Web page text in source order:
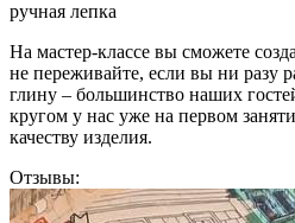
ручная лепка
На мастер-классе вы сможете
не переживайте, если вы ни разу
глину – большинство наших
кругом у нас уже на первом
качеству изделия.
Отзывы: